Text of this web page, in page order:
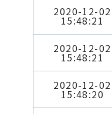
2020-12-02
15:48:21
2020-12-02
15:48:21
2020-12-02
15:48:20